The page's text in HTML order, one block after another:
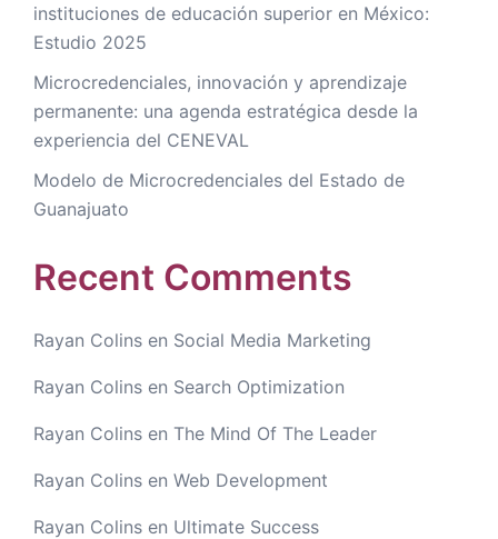
instituciones de educación superior en México:
Estudio 2025
Microcredenciales, innovación y aprendizaje
permanente: una agenda estratégica desde la
experiencia del CENEVAL
Modelo de Microcredenciales del Estado de
Guanajuato
Recent Comments
Rayan Colins en Social Media Marketing
Rayan Colins en Search Optimization
Rayan Colins en The Mind Of The Leader
Rayan Colins en Web Development
Rayan Colins en Ultimate Success